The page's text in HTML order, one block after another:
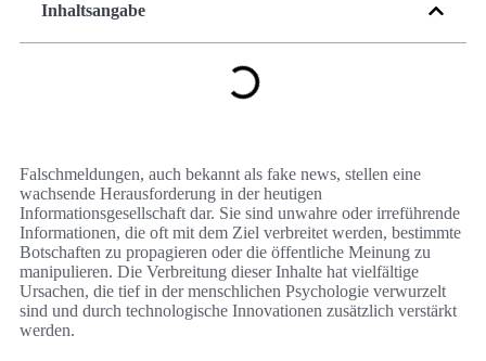
Inhaltsangabe
Falschmeldungen, auch bekannt als fake news, stellen eine
wachsende Herausforderung in der heutigen
Informationsgesellschaft dar. Sie sind unwahre oder irreführende
Informationen, die oft mit dem Ziel verbreitet werden, bestimmte
Botschaften zu propagieren oder die öffentliche Meinung zu
manipulieren. Die Verbreitung dieser Inhalte hat vielfältige
Ursachen, die tief in der menschlichen Psychologie verwurzelt
sind und durch technologische Innovationen zusätzlich verstärkt
werden.